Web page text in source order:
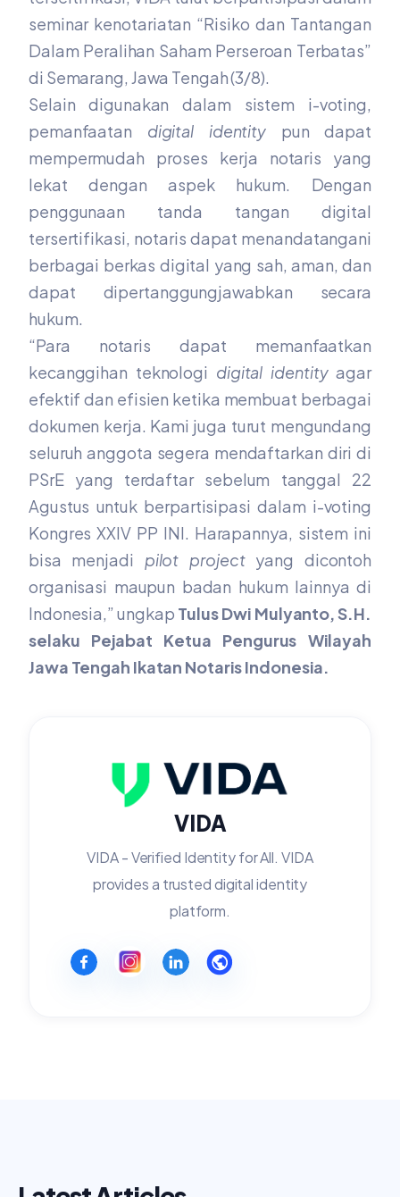
seminar kenotariatan “Risiko dan Tantangan
Dalam Peralihan Saham Perseroan Terbatas”
di Semarang, Jawa Tengah (3/8).
Selain digunakan dalam sistem i-voting,
pemanfaatan digital identity pun dapat
mempermudah proses kerja notaris yang
lekat dengan aspek hukum. Dengan
penggunaan tanda tangan digital
tersertifikasi, notaris dapat menandatangani
berbagai berkas digital yang sah, aman, dan
dapat dipertanggungjawabkan secara
hukum.
“Para notaris dapat memanfaatkan
kecanggihan teknologi digital identityagar
efektif dan efisien ketika membuat berbagai
dokumen kerja. Kami juga turut mengundang
seluruh anggota segera mendaftarkan diri di
PSrE yang terdaftar sebelum tanggal 22
Agustus untuk berpartisipasi dalam i-voting
Kongres XXIV PP INI. Harapannya, sistem ini
bisa menjadi pilot projectyang dicontoh
organisasi maupun badan hukum lainnya di
Indonesia,” ungkap Tulus Dwi Mulyanto, S.H.
selaku Pejabat Ketua Pengurus Wilayah
Jawa Tengah Ikatan Notaris Indonesia.
VIDA
VIDA - Verified Identity for All. VIDA
provides a trusted digital identity
platform.